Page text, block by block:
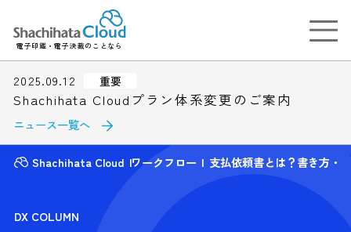
電子印鑑・電子決裁のことなら
2025.09.12 重要
Shachihata Cloudプラン体系変更のご案内
ニュース一覧へ
Shachihata Cloud ワークフロー 支払依頼書とは？書き方・
DX COLUMN